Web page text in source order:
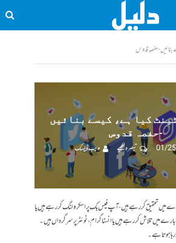
بنائیں -حفصہ قدوس
کیا ہے، کیسے بنائیں
-حفصہ قدوس
01/
تبصرہ لکھیے ویب ڈیسک
میں تحقیق کر رہے ہیں، آپ فیس بک پر اسکرولنگ کر رہے ہیں یا
میں تلاش کر رہے ہیں یا انسٹاگرام، ٹوئٹر پر سرگرداں ہیں۔
ہوتا ہے۔